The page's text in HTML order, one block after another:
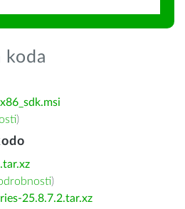
koda
)
)
25.8.7.2.tar.xz